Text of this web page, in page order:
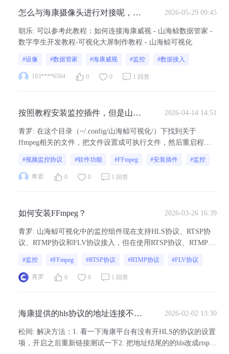
怎么与海康摄像头进行对接呢，对
山海鲸数据管家我用萤石云对接，
对接时，山海鲸管家显现不出来
2026-05-29 09:45
朝乐: 可以参考此教程：如何连接海康威视 - 山海鲸数据管家 -
数字孪生开发教程-可视化大屏制作教程 - 山海鲸可视化
#设像 #数据管家 #海康威视 #监控 #数据接入
183****6564 0 0 1 回答
按照教程安装监控插件，但是山海
的插件报错了，这是什么问题
2026-04-14 14:51
青罗: 在这个目录（~/.config/山海鲸可视化/）下找到关于
ffmpeg相关的文件，把文件设置成可执行文件，然后重启程序
#视频监控协议 #软件功能 #FFmpeg #安装插件 #监控
希君 0 0 1 回答
如何安装FFmpeg？ 2026-03-26 16:39
青罗: 山海鲸可视化中的监控组件现在支持HLS协议、RTSP协
议、RTMP协议和FLV协议接入，但在使用RTSP协议、RTMP协
Windows、Linux和MacOS系统下的安装流程。一、Windows安
装FFmpeg步骤1. 下载FFmpeg并...
#监控 #FFmpeg #RTSP协议 #RTMP协议 #FLV协议
青罗 0 0 1 回答
海康提供的hls协议的地址连接不上
2026-02-02 13:30
松间 : 解决方法：1. 看一下海康平台有没有开HLS的协议的设置
项，开启之后重新链接测试一下2. 把地址结尾的的hls改成rtsp重